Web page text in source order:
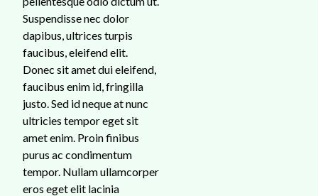
Suspendisse nec dolor
dapibus, ultrices turpis
faucibus, eleifend elit.
Donec sit amet dui eleifend,
faucibus enim id, fringilla
justo. Sed id neque at nunc
ultricies tempor eget sit
amet enim. Proin finibus
purus ac condimentum
tempor. Nullam ullamcorper
eros eget elit lacinia